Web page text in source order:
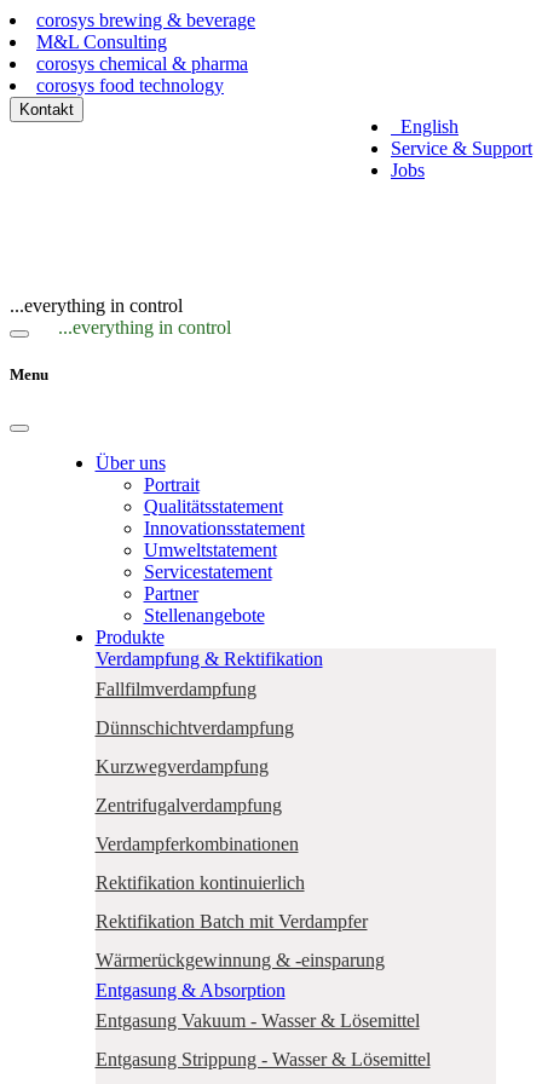
corosys brewing & beverage
M&L Consulting
corosys chemical & pharma
corosys food technology
English
Service & Support
Jobs
Kontakt
...everything in control
...everything in control
Menu
Über uns
Portrait
Qualitätsstatement
Innovationsstatement
Umweltstatement
Servicestatement
Partner
Stellenangebote
Produkte
Verdampfung & Rektifikation
Fallfilmverdampfung
Dünnschichtverdampfung
Kurzwegverdampfung
Zentrifugalverdampfung
Verdampferkombinationen
Rektifikation kontinuierlich
Rektifikation Batch mit Verdampfer
Wärmerückgewinnung & -einsparung
Entgasung & Absorption
Entgasung Vakuum - Wasser & Lösemittel
Entgasung Strippung - Wasser & Lösemittel